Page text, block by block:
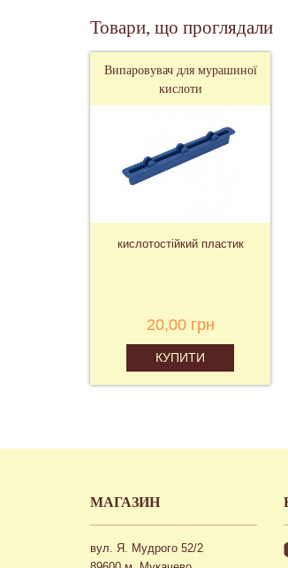
Товари, що проглядали
Випаровувач для мурашиної
кислоти
кислотостійкий пластик
20,00 грн
КУПИТИ
МАГАЗИН
вул. Я. Мудрого 52/2